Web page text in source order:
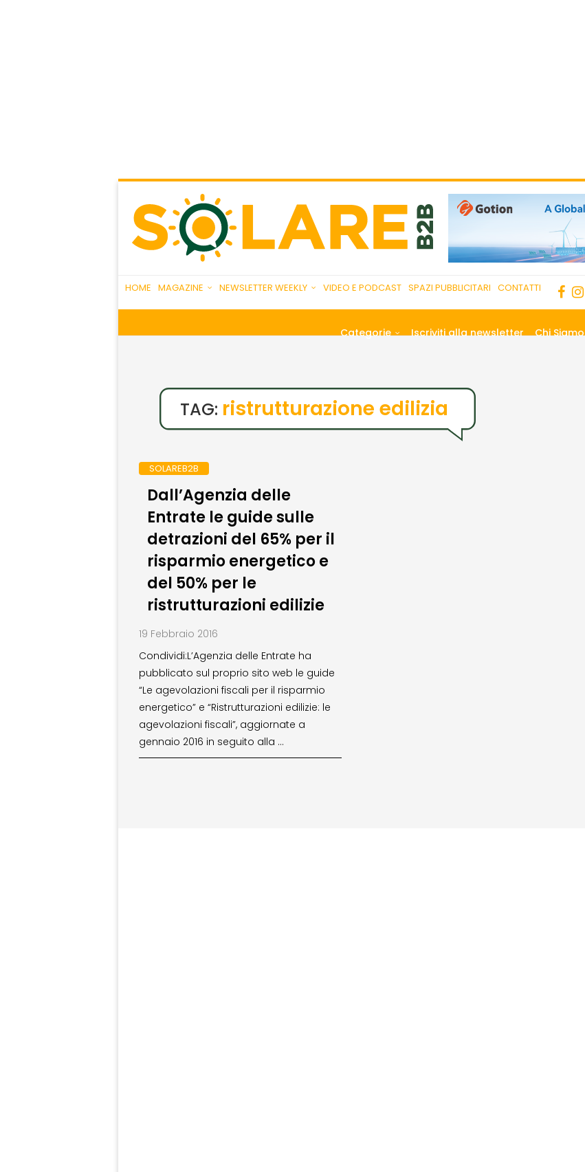
HOME MAGAZINE NEWSLETTER WEEKLY VIDEO E PODCAST SPAZI PUBBLICITARI CONTATTI
Categorie Iscriviti alla newsletter Chi Siamo
TAG: ristrutturazione edilizia
SOLAREB2B
Dall’Agenzia delle
Entrate le guide sulle
detrazioni del 65% per il
risparmio energetico e
del 50% per le
ristrutturazioni edilizie
19 Febbraio 2016
Condividi:L’Agenzia delle Entrate ha
pubblicato sul proprio sito web le guide
“Le agevolazioni fiscali per il risparmio
energetico” e “Ristrutturazioni edilizie: le
agevolazioni fiscali”, aggiornate a
gennaio 2016 in seguito alla …